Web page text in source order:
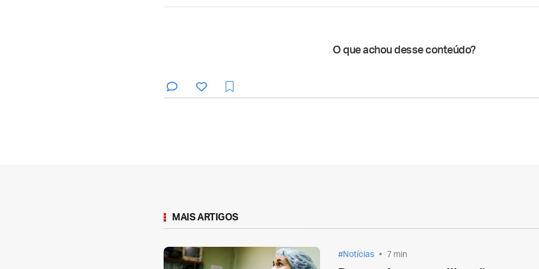
O que achou desse conteúdo?
MAIS ARTIGOS
Notícias 7 min